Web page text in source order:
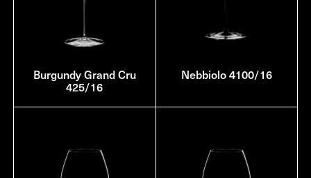
Burgundy Grand Cru
425/16
Nebbiolo 4100/16